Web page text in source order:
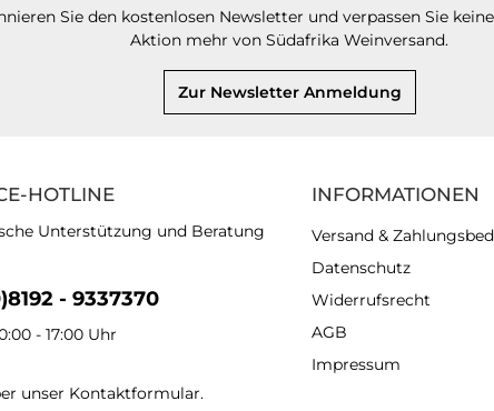
Sie den kostenlosen Newsletter und verpassen Sie
Aktion mehr von Südafrika Weinversand.
Zur Newsletter Anmeldung
HOTLINE
Unterstützung und Beratung
- 9337370
- 17:00 Uhr
unser Kontaktformular.
INFORMATIONEN
Versand &
Datenschutz
Widerrufsrecht
AGB
Impressum